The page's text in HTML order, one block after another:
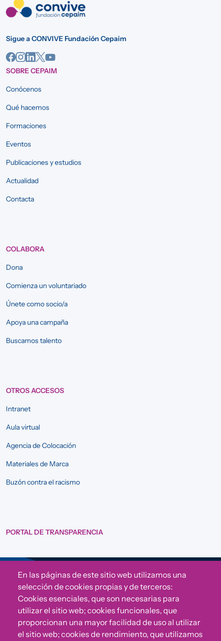
Sigue a CONVIVE Fundación Cepaim
SOBRE CEPAIM
Conócenos
Qué hacemos
Formaciones
Eventos
Publicaciones y estudios
Actualidad
Contacta
COLABORA
Dona
Comienza un voluntariado
Únete como socio/a
Apoya una campaña
Buscamos talento
OTROS ACCESOS
Intranet
Aula virtual
Agencia de Colocación
Materiales de Marca
Buzón contra el racismo
PORTAL DE TRANSPARENCIA
Sigue a Comunidad CONVIVE
En las páginas de este sitio web utilizamos una
selección de cookies propias y de terceros:
Cookies esenciales, que son necesarias para
utilizar el sitio web; cookies funcionales, que
proporcionan una mayor facilidad de uso al utilizar
el sitio web; cookies de rendimiento, que utilizamos